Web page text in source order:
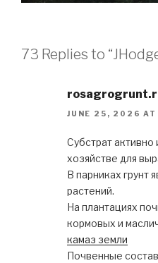
73 Replies to
JUNE 25, 2026
Субстрат активно
хозяйстве для
В парниках грунт
растений.
На плантациях
кормовых и
камаз земли
Почвенные